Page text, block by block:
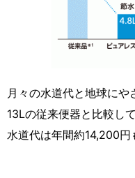
月々の水道代と地球にや
13Lの従来便器と比較し
水道代は年間約14,200円